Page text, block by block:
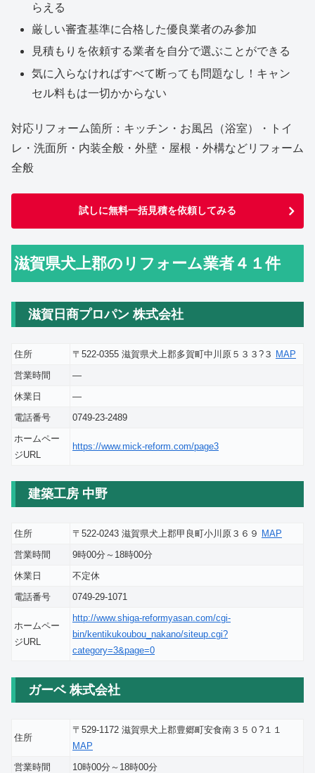
らえる
厳しい審査基準に合格した優良業者のみ参加
見積もりを依頼する業者を自分で選ぶことができる
気に入らなければすべて断っても問題なし！キャン
セル料もは一切かからない
対応リフォーム箇所：キッチン・お風呂（浴室）・トイ
レ・洗面所・内装全般・外壁・屋根・外構などリフォーム
全般
試しに無料一括見積を依頼してみる
滋賀県犬上郡のリフォーム業者４１件
滋賀日商プロパン 株式会社
住所 〒522-0355 滋賀県犬上郡多賀町中川原５３３?３ MAP
営業時間
―
休業日
―
電話番号
0749-23-2489
ホームペー
ジURL
https://www.mick-reform.com/page3
建築工房 中野
住所 〒522-0243 滋賀県犬上郡甲良町小川原３６９ MAP
営業時間
9時00分～18時00分
休業日
不定休
電話番号
0749-29-1071
ホームペー
ジURL
http://www.shiga-reformyasan.com/cgi-
bin/kentikukoubou_nakano/siteup.cgi?
category=3&page=0
ガーベ 株式会社
住所
〒529-1172 滋賀県犬上郡豊郷町安食南３５０?１１
MAP
営業時間
10時00分～18時00分